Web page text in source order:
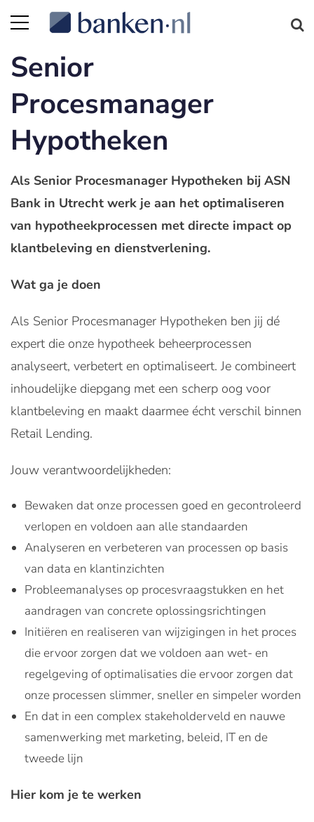
Senior
Procesmanager
Hypotheken
Als Senior Procesmanager Hypotheken bij ASN
Bank in Utrecht werk je aan het optimaliseren
van hypotheekprocessen met directe impact op
klantbeleving en dienstverlening.
Wat ga je doen
Als Senior Procesmanager Hypotheken ben jij dé
expert die onze hypotheek beheerprocessen
analyseert, verbetert en optimaliseert. Je combineert
inhoudelijke diepgang met een scherp oog voor
klantbeleving en maakt daarmee écht verschil binnen
Retail Lending.
Jouw verantwoordelijkheden:
Bewaken dat onze processen goed en gecontroleerd
verlopen en voldoen aan alle standaarden
Analyseren en verbeteren van processen op basis
van data en klantinzichten
Probleemanalyses op procesvraagstukken en het
aandragen van concrete oplossingsrichtingen
Initiëren en realiseren van wijzigingen in het proces
die ervoor zorgen dat we voldoen aan wet- en
regelgeving of optimalisaties die ervoor zorgen dat
onze processen slimmer, sneller en simpeler worden
En dat in een complex stakeholderveld en nauwe
samenwerking met marketing, beleid, IT en de
tweede lijn
Hier kom je te werken